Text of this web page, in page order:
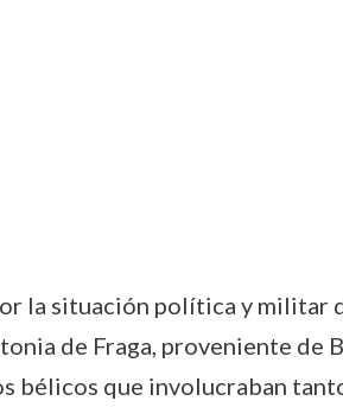
la situación política y militar
de Fraga, proveniente de
que involucraban